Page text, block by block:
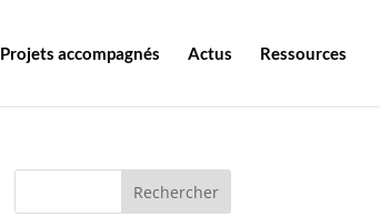
Projets accompagnés Actus Ressources